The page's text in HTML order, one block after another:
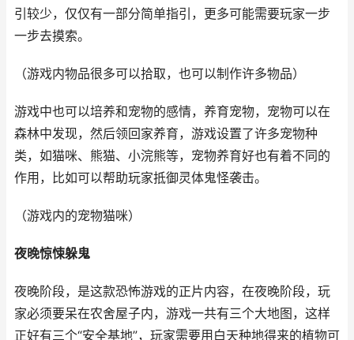
引较少，仅仅有一部分简单指引，更多可能需要玩家一步
一步去摸索。
（游戏内物品很多可以拾取，也可以制作许多物品）
游戏中也可以培养和宠物的感情，养育宠物，宠物可以在
森林中发现，然后领回家养育，游戏设置了许多宠物种
类，如猫咪、熊猫、小浣熊等，宠物养育好也有着不同的
作用，比如可以帮助玩家抵御灵体鬼怪袭击。
（游戏内的宠物猫咪）
夜晚惊悚躲鬼
夜晚阶段，是这款恐怖游戏的正片内容，在夜晚阶段，玩
家必须要呆在农舍屋子内，游戏一共有三个大地图，这样
正好有三个“安全基地”，玩家需要用白天种地得来的植物可